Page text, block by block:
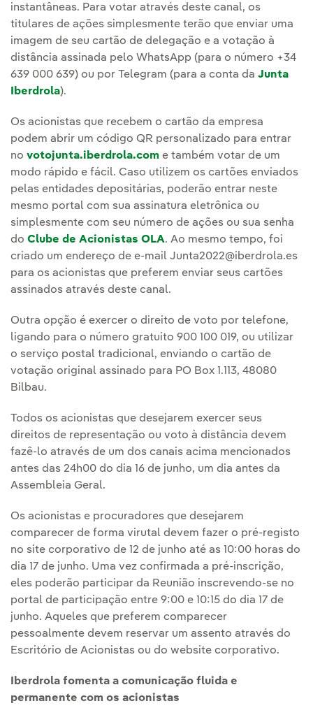
instantâneas. Para votar através deste canal, os
titulares de ações simplesmente terão que enviar uma
imagem de seu cartão de delegação e a votação à
distância assinada pelo WhatsApp (para o número +34
639 000 639) ou por Telegram (para a conta da Junta
Iberdrola).
Os acionistas que recebem o cartão da empresa
podem abrir um código QR personalizado para entrar
no votojunta.iberdrola.com e também votar de um
modo rápido e fácil. Caso utilizem os cartões enviados
pelas entidades depositárias, poderão entrar neste
mesmo portal com sua assinatura eletrônica ou
simplesmente com seu número de ações ou sua senha
do Clube de Acionistas OLA. Ao mesmo tempo, foi
criado um endereço de e-mail Junta2022@iberdrola.es
para os acionistas que preferem enviar seus cartões
assinados através deste canal.
Outra opção é exercer o direito de voto por telefone,
ligando para o número gratuito 900 100 019, ou utilizar
o serviço postal tradicional, enviando o cartão de
votação original assinado para PO Box 1.113, 48080
Bilbau.
Todos os acionistas que desejarem exercer seus
direitos de representação ou voto à distância devem
fazê-lo através de um dos canais acima mencionados
antes das 24h00 do dia 16 de junho, um dia antes da
Assembleia Geral.
Os acionistas e procuradores que desejarem
comparecer de forma virutal devem fazer o pré-registo
no site corporativo de 12 de junho até as 10:00 horas do
dia 17 de junho. Uma vez confirmada a pré-inscrição,
eles poderão participar da Reunião inscrevendo-se no
portal de participação entre 9:00 e 10:15 do dia 17 de
junho. Aqueles que preferem comparecer
pessoalmente devem reservar um assento através do
Escritório de Acionistas ou do website corporativo.
Iberdrola fomenta a comunicação fluida e
permanente com os acionistas